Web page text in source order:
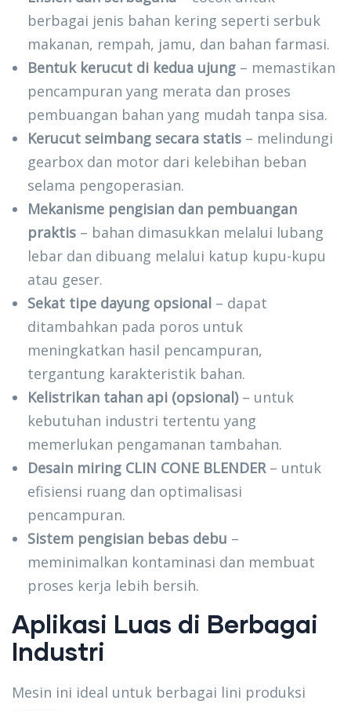
berbagai jenis bahan kering seperti serbuk
makanan, rempah, jamu, dan bahan farmasi.
Bentuk kerucut di kedua ujung – memastikan
pencampuran yang merata dan proses
pembuangan bahan yang mudah tanpa sisa.
Kerucut seimbang secara statis – melindungi
gearbox dan motor dari kelebihan beban
selama pengoperasian.
Mekanisme pengisian dan pembuangan
praktis – bahan dimasukkan melalui lubang
lebar dan dibuang melalui katup kupu-kupu
atau geser.
Sekat tipe dayung opsional – dapat
ditambahkan pada poros untuk
meningkatkan hasil pencampuran,
tergantung karakteristik bahan.
Kelistrikan tahan api (opsional)– untuk
kebutuhan industri tertentu yang
memerlukan pengamanan tambahan.
Desain miring CLIN CONE BLENDER– untuk
efisiensi ruang dan optimalisasi
pencampuran.
Sistem pengisian bebas debu –
meminimalkan kontaminasi dan membuat
proses kerja lebih bersih.
Aplikasi Luas di Berbagai
Industri
Mesin ini ideal untuk berbagai lini produksi